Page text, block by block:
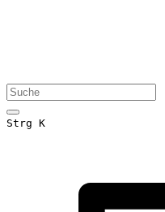
Strg K